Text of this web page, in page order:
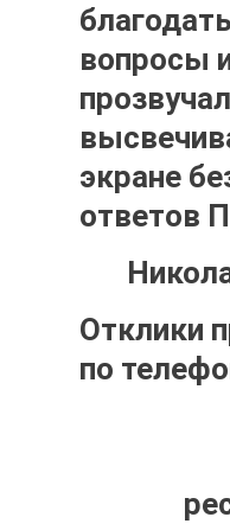
вопросы
экране
ответов
Отклики
по